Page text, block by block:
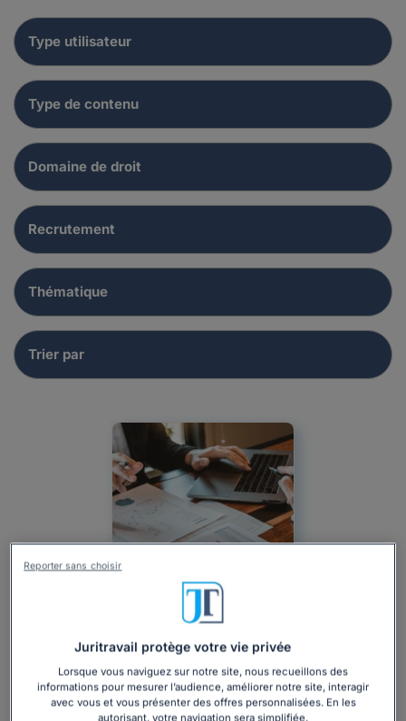
Alternance, apprentissage, stage Gestion des absences
Juritravail protège votre vie privée
Lorsque vous naviguez sur notre site, nous recueillons des
informations pour mesurer l’audience, améliorer notre site, interagir
avec vous et vous présenter des offres personnalisées. En les
autorisant, votre navigation sera simplifiée.
Reporter sans choisir